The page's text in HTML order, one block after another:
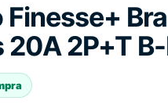
20A 2P+T